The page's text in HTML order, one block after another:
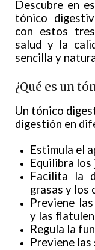
Descubre en
tónico
con estos
salud y la
sencilla y
¿Qué es un
Un tónico
digestión en
Estimula el
Equilibra
Facilita la
grasas y los
Previene
y las
Regula la
Previene las